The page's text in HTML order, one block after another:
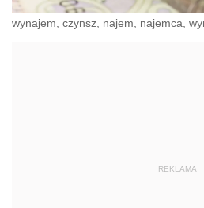
wynajem, czynsz, najem, najemca,